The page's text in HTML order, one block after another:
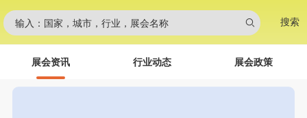
输入：国家，城市，行业，展会名称 搜索
展会资讯 行业动态 展会政策